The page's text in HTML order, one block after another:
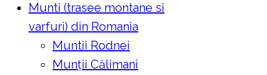
Munti (trasee montane si
varfuri) din Romania
Muntii Rodnei
Munţii Călimani